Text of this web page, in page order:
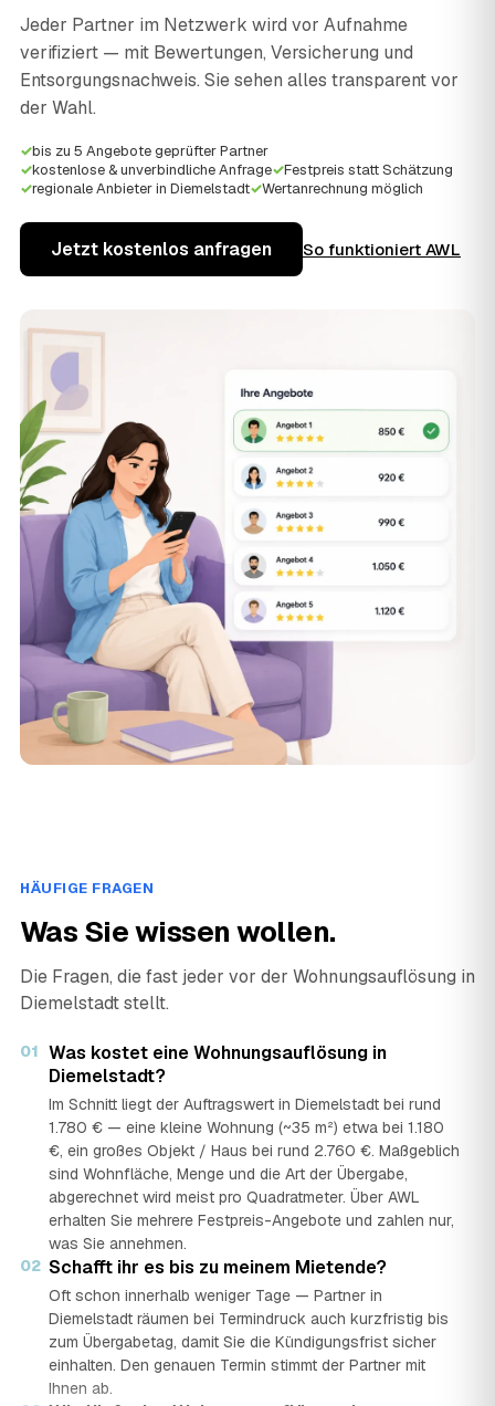
Jeder Partner im Netzwerk wird vor Aufnahme
verifiziert — mit Bewertungen, Versicherung und
Entsorgungsnachweis. Sie sehen alles transparent vor
der Wahl.
✓bis zu 5 Angebote geprüfter Partner
✓kostenlose & unverbindliche Anfrage✓Festpreis statt Schätzung
✓regionale Anbieter in Diemelstadt✓Wertanrechnung möglich
Jetzt kostenlos anfragen So funktioniert AWL
HÄUFIGE FRAGEN
Was Sie wissen wollen.
Die Fragen, die fast jeder vor der Wohnungsauflösung in
Diemelstadt stellt.
01 Was kostet eine Wohnungsauflösung in
Diemelstadt?
Im Schnitt liegt der Auftragswert in Diemelstadt bei rund
1.780 € — eine kleine Wohnung (~35 m²) etwa bei 1.180
€, ein großes Objekt / Haus bei rund 2.760 €. Maßgeblich
sind Wohnfläche, Menge und die Art der Übergabe,
abgerechnet wird meist pro Quadratmeter. Über AWL
erhalten Sie mehrere Festpreis-Angebote und zahlen nur,
was Sie annehmen.
02 Schafft ihr es bis zu meinem Mietende?
Oft schon innerhalb weniger Tage — Partner in
Diemelstadt räumen bei Termindruck auch kurzfristig bis
zum Übergabetag, damit Sie die Kündigungsfrist sicher
einhalten. Den genauen Termin stimmt der Partner mit
Ihnen ab.